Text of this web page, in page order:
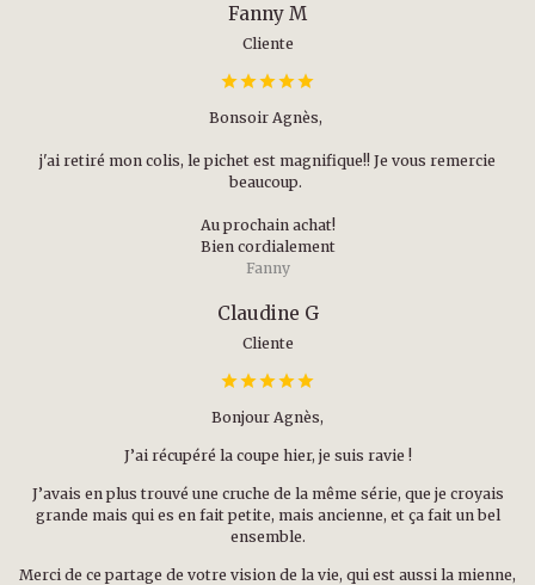
Fanny M
Cliente
Bonsoir Agnès,
j'ai retiré mon colis, le pichet est magnifique!! Je vous remercie
beaucoup.
Au prochain achat!
Bien cordialement
Fanny
Claudine G
Cliente
Bonjour Agnès,
J’ai récupéré la coupe hier, je suis ravie !
J’avais en plus trouvé une cruche de la même série, que je croyais
grande mais qui es en fait petite, mais ancienne, et ça fait un bel
ensemble.
Merci de ce partage de votre vision de la vie, qui est aussi la mienne,